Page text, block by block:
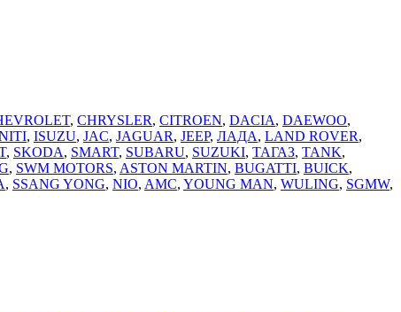
, CHRYSLER, CITROEN, DACIA, DAEWOO,
, ISUZU, JAC, JAGUAR, JEEP, ЛАДА, LAND ROVER,
, SKODA, SMART, SUBARU, SUZUKI, ТАГАЗ, TANK,
, SWM MOTORS, ASTON MARTIN, BUGATTI, BUICK,
, SSANG YONG, NIO, AMC, YOUNG MAN, WULING, SGMW,